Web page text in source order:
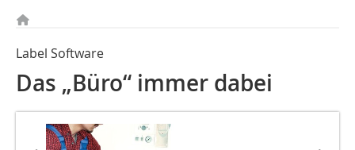
Label Software
Das „Büro“ immer dabei